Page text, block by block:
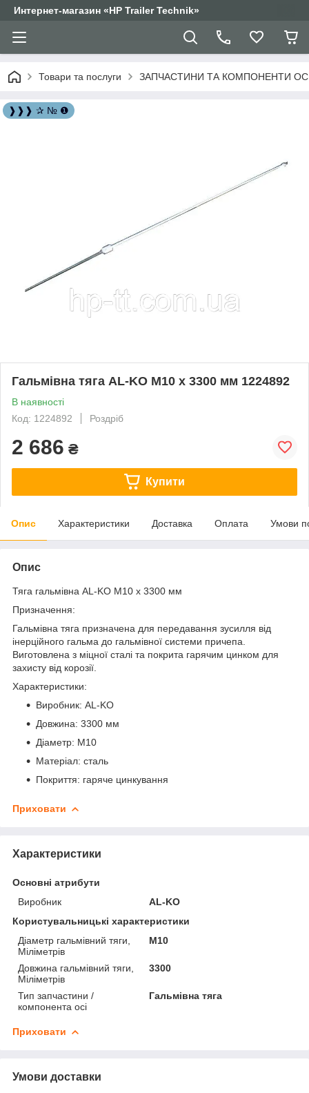
Интернет-магазин «HP Trailer Technik»
Товари та послуги ЗАПЧАСТИНИ ТА КОМПОНЕНТИ
❱❱❱ ✰ № ❶
Гальмівна тяга AL-KO M10 x 3300 мм 1224892
В наявності
Код: 1224892
Роздріб
2 686 ₴
Купити
Опис Характеристики Доставка Оплата Умови
Опис
Тяга гальмівна AL-KO M10 x 3300 мм
Призначення:
Гальмівна тяга призначена для передавання зусилля від
інерційного гальма до гальмівної системи причепа.
Виготовлена з міцної сталі та покрита гарячим цинком для
захисту від корозії.
Характеристики:
Виробник: AL-KO
Довжина: 3300 мм
Діаметр: М10
Матеріал: сталь
Покриття: гаряче цинкування
Приховати
Характеристики
Основні атрибути
Виробник
AL-KO
Користувальницькі характеристики
Діаметр гальмівний тяги,
Міліметрів
М10
Довжина гальмівний тяги,
Міліметрів
3300
Тип запчастини /
компонента осі
Гальмівна тяга
Приховати
Умови доставки